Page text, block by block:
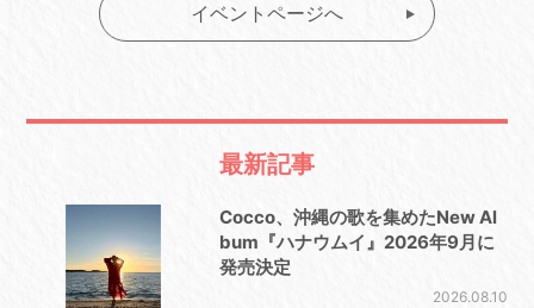
イベントページへ
最新記事
Cocco、沖縄の歌を集めたNew Al
bum『ハナウムイ』2026年9月に
発売決定
2026.08.10